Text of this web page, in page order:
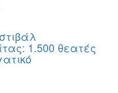
1.500 θεατές